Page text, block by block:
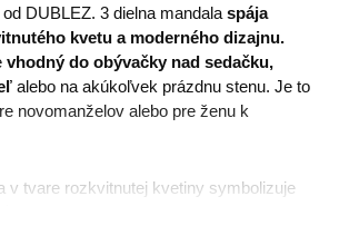
DUBLEZ. 3 dielna mandala spája
kvetu a moderného dizajnu.
vhodný do obývačky nad sedačku,
alebo na akúkoľvek prázdnu stenu. Je to
novomanželov alebo pre ženu k
v tvare rozkvitnutej kvetiny symbolizuje